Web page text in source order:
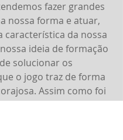
nossa forma e atuar,
característica da nossa
ideia de formação
solucionar os
o jogo traz de forma
Assim como foi
da competição”,